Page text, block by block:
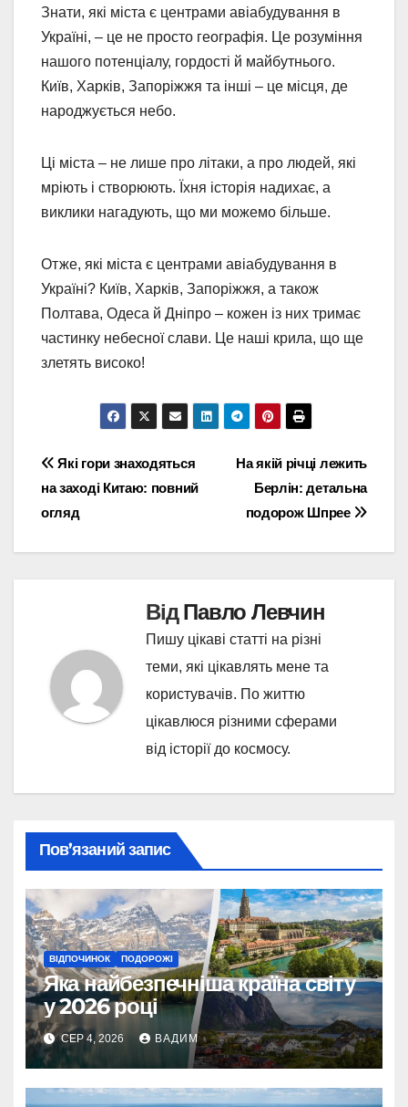
Знати, які міста є центрами авіабудування в
Україні, – це не просто географія. Це розуміння
нашого потенціалу, гордості й майбутнього.
Київ, Харків, Запоріжжя та інші – це місця, де
народжується небо.
Ці міста – не лише про літаки, а про людей, які
мріють і створюють. Їхня історія надихає, а
виклики нагадують, що ми можемо більше.
Отже, які міста є центрами авіабудування в
Україні? Київ, Харків, Запоріжжя, а також
Полтава, Одеса й Дніпро – кожен із них тримає
частинку небесної слави. Це наші крила, що ще
злетять високо!
Навігація
записів
На якій річці лежить
Берлін: детальна
подорож Шпрее
Які гори знаходяться
на заході Китаю: повний
огляд
ВідПавло Левчин
Пишу цікаві статті на різні
теми, які цікавлять мене та
користувачів. По життю
цікавлюся різними сферами
від історії до космосу.
Пов’язаний запис
ВІДПОЧИНОК ПОДОРОЖІ
Яка найбезпечніша країна світу
у 2026 році
СЕР 4, 2026 ВАДИМ